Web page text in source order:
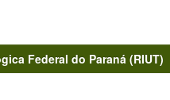
Federal do Paraná (RIUT)